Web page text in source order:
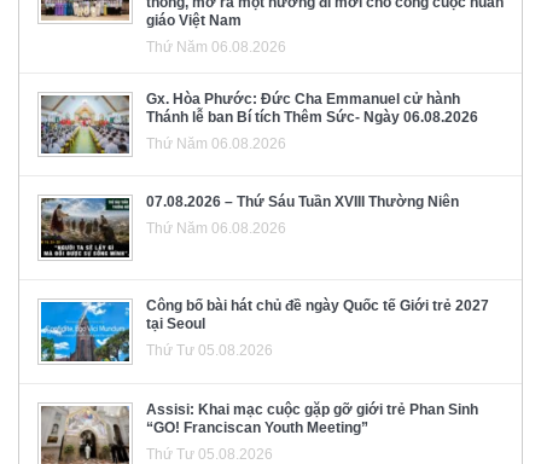
giáo Việt Nam
Thứ Năm 06.08.2026
Gx. Hòa Phước: Đức Cha Emmanuel cử hành
Thánh lễ ban Bí tích Thêm Sức- Ngày 06.08.2026
Thứ Năm 06.08.2026
07.08.2026 – Thứ Sáu Tuần XVIII Thường Niên
Thứ Năm 06.08.2026
Công bố bài hát chủ đề ngày Quốc tế Giới trẻ 2027
tại Seoul
Thứ Tư 05.08.2026
Assisi: Khai mạc cuộc gặp gỡ giới trẻ Phan Sinh
“GO! Franciscan Youth Meeting”
Thứ Tư 05.08.2026